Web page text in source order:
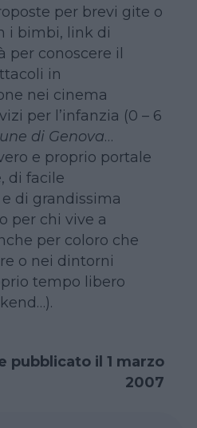
per brevi gite o
i bimbi, link di
per conoscere il
in
nei cinema
per l’infanzia (0 – 6
di Genova…
e proprio portale
di facile
di grandissima
per chi vive a
per coloro che
o nei dintorni
tempo libero
pubblicato il 1 marzo
2007